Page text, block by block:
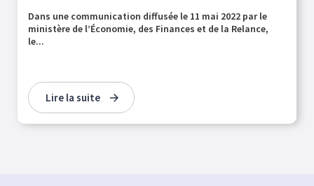
Dans une communication diffusée le 11 mai 2022 par le
ministère de l’Économie, des Finances et de la Relance,
le...
Lire la suite